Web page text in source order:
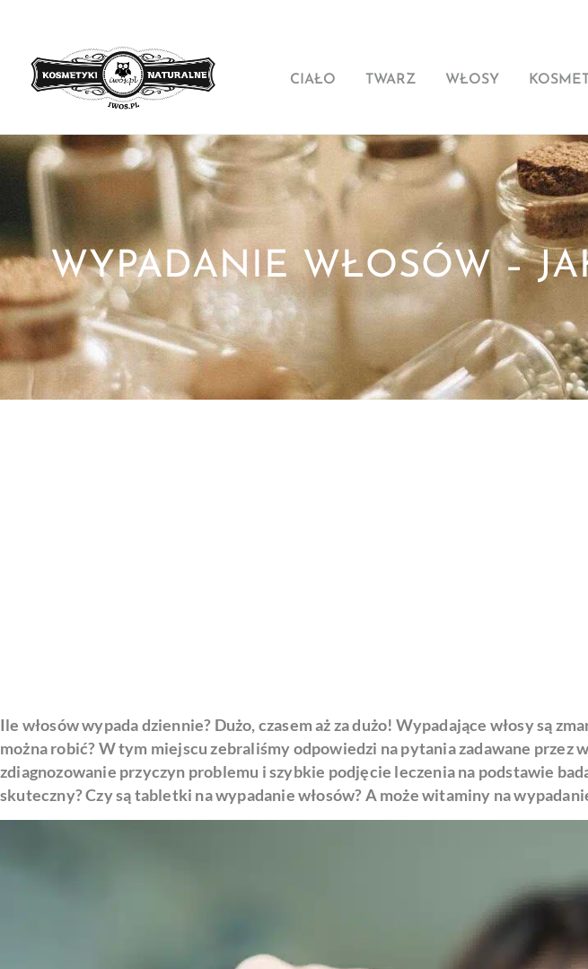
CIAŁO TWARZ WŁOSY
WYPADANIE WŁOSÓW –
Ile włosów wypada dziennie? Dużo, czasem aż za dużo! Wypadające włosy są
można robić? W tym miejscu zebraliśmy odpowiedzi na pytania zadawane przez
zdiagnozowanie przyczyn problemu i szybkie podjęcie leczenia na podstawie
skuteczny? Czy są tabletki na wypadanie włosów? A może witaminy na